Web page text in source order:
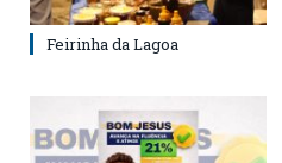
Feirinha da Lagoa